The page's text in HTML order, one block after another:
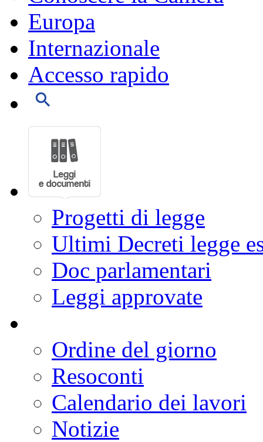
Europa
Internazionale
Accesso rapido
Progetti di legge
Ultimi Decreti legge
Doc parlamentari
Leggi approvate
Ordine del giorno
Resoconti
Calendario dei lavori
Notizie